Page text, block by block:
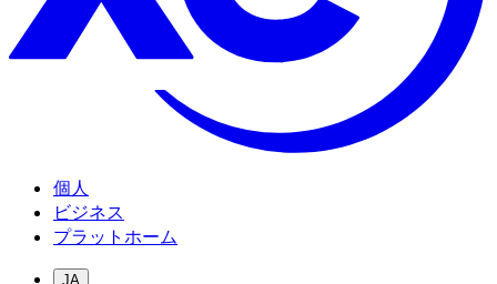
個人
ビジネス
プラットホーム
JA